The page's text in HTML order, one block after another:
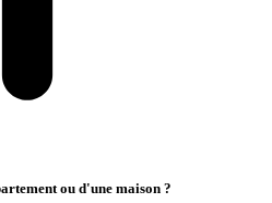
ou d'une maison ?